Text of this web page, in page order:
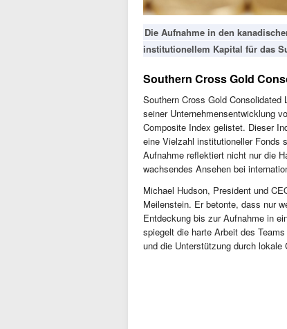
Die Aufnahme in den
institutionellem Kapital für das
Southern Cross Gold
Southern Cross Gold
seiner Unternehmensentwicklung
Composite Index gelistet. Dieser
eine Vielzahl institutioneller Fonds
Aufnahme reflektiert nicht nur die
wachsendes Ansehen bei
Michael Hudson, President und
Meilenstein. Er betonte, dass nur
Entdeckung bis zur Aufnahme in
spiegelt die harte Arbeit des
und die Unterstützung durch lokale